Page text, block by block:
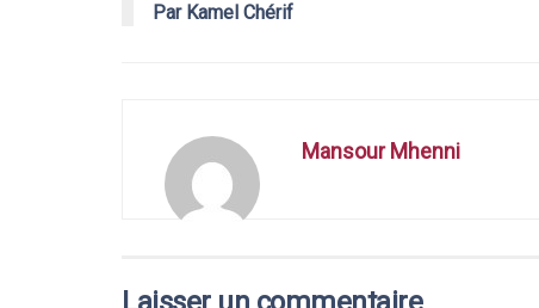
Par Kamel Chérif
Mansour Mhenni